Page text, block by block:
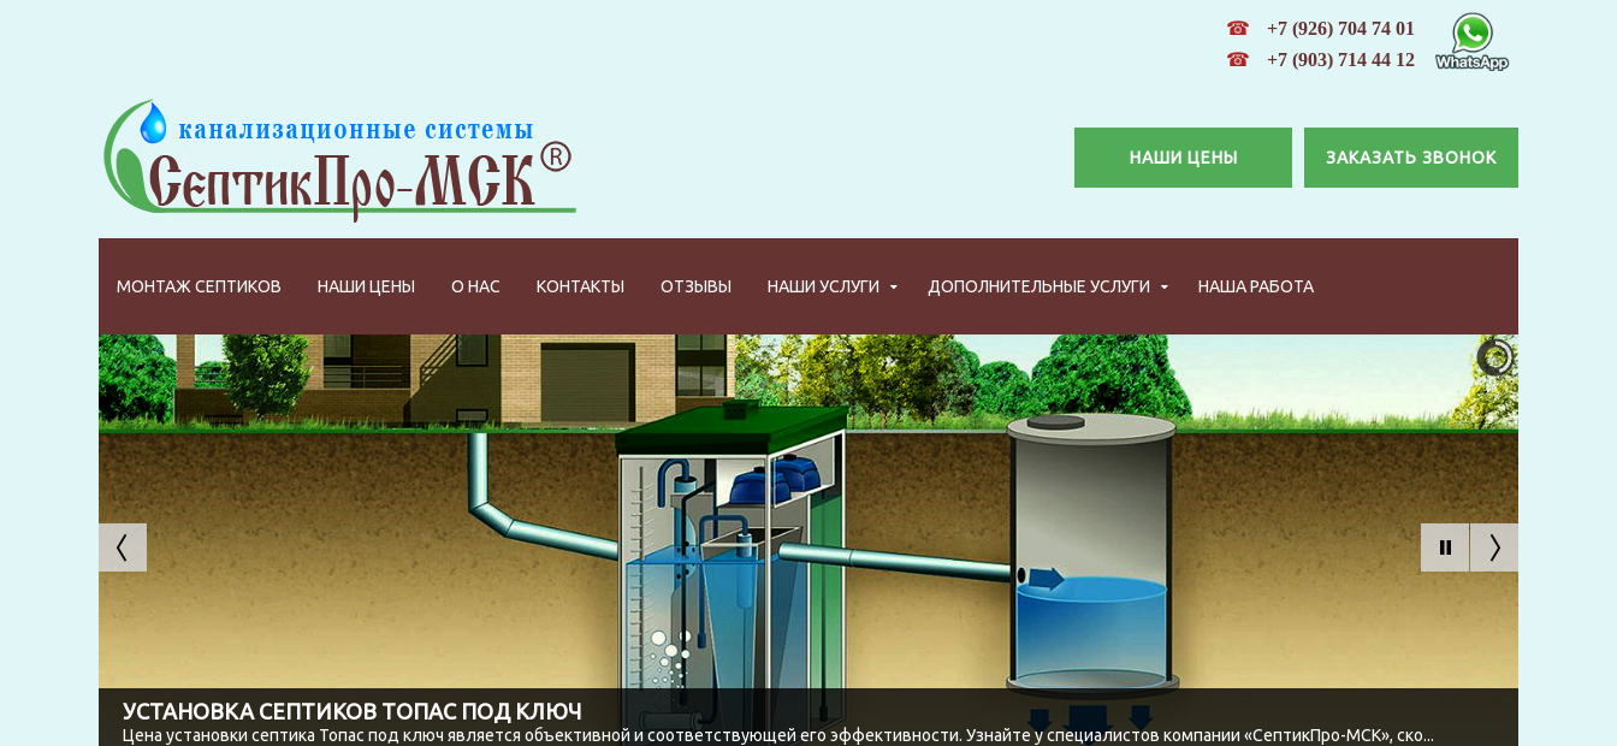
☎ +7 (926) 704 74 01
☎ +7 (903) 714 44 12
ЗАКАЗАТЬ ЗВОНОК
НАШИ ЦЕНЫ
МОНТАЖ СЕПТИКОВ НАШИ ЦЕНЫ О НАС КОНТАКТЫ ОТЗЫВЫ НАШИ УСЛУГИ ДОПОЛНИТЕЛЬНЫЕ УСЛУГИ НАША РАБОТА
УСТАНОВКА СЕПТИКОВ ТОПАС ПОД КЛЮЧ
Цена установки септика Топас под ключ является объективной и соответствующей его эффективности. Узнайте у специалистов компании «СептикПро-МСК», ско...